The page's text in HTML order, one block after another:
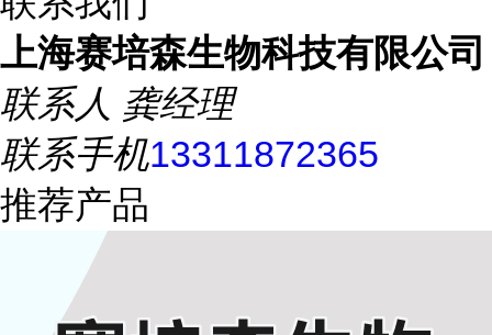
上海赛培森生物科技有限公司
联系人 龚经理
联系手机13311872365
推荐产品